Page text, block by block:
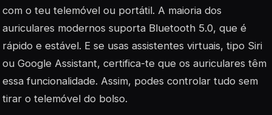
com o teu telemóvel ou portátil. A maioria dos
auriculares modernos suporta Bluetooth 5.0, que é
rápido e estável. E se usas assistentes virtuais, tipo Siri
ou Google Assistant, certifica-te que os auriculares têm
essa funcionalidade. Assim, podes controlar tudo sem
tirar o telemóvel do bolso.